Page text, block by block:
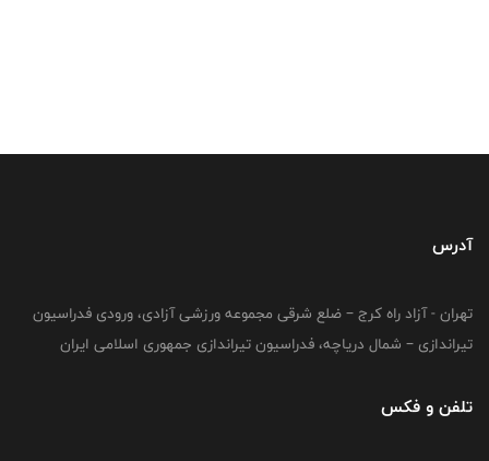
آدرس
تهران - آزاد راه کرج – ضلع شرقی مجموعه ورزشی آزادی، ورودی فدراسیون
تیراندازی – شمال دریاچه، فدراسیون تیراندازی جمهوری اسلامی ایران
تلفن و فکس